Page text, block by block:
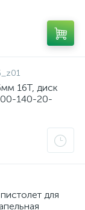
16Т, диск
140-20-
для